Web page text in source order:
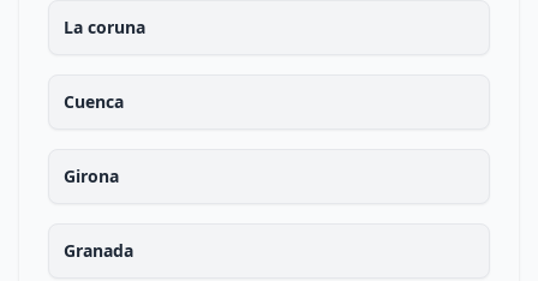
La coruna
Cuenca
Girona
Granada